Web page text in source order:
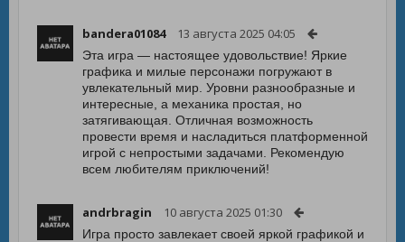
bandera01084 13 августа 2025 04:05
Эта игра — настоящее удовольствие! Яркие
графика и милые персонажи погружают в
увлекательный мир. Уровни разнообразные и
интересные, а механика простая, но
затягивающая. Отличная возможность
провести время и насладиться платформенной
игрой с непростыми задачами. Рекомендую
всем любителям приключений!
andrbragin 10 августа 2025 01:30
Игра просто завлекает своей яркой графикой и